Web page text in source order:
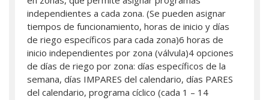
independientes a cada zona. (Se pueden asignar
tiempos de funcionamiento, horas de inicio y días
de riego específicos para cada zona)6 horas de
inicio independientes por zona (válvula)4 opciones
de días de riego por zona: días específicos de la
semana, días IMPARES del calendario, días PARES
del calendario, programa cíclico (cada 1 – 14